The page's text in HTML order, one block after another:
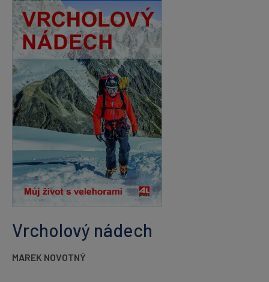
Vrcholový nádech
MAREK NOVOTNÝ